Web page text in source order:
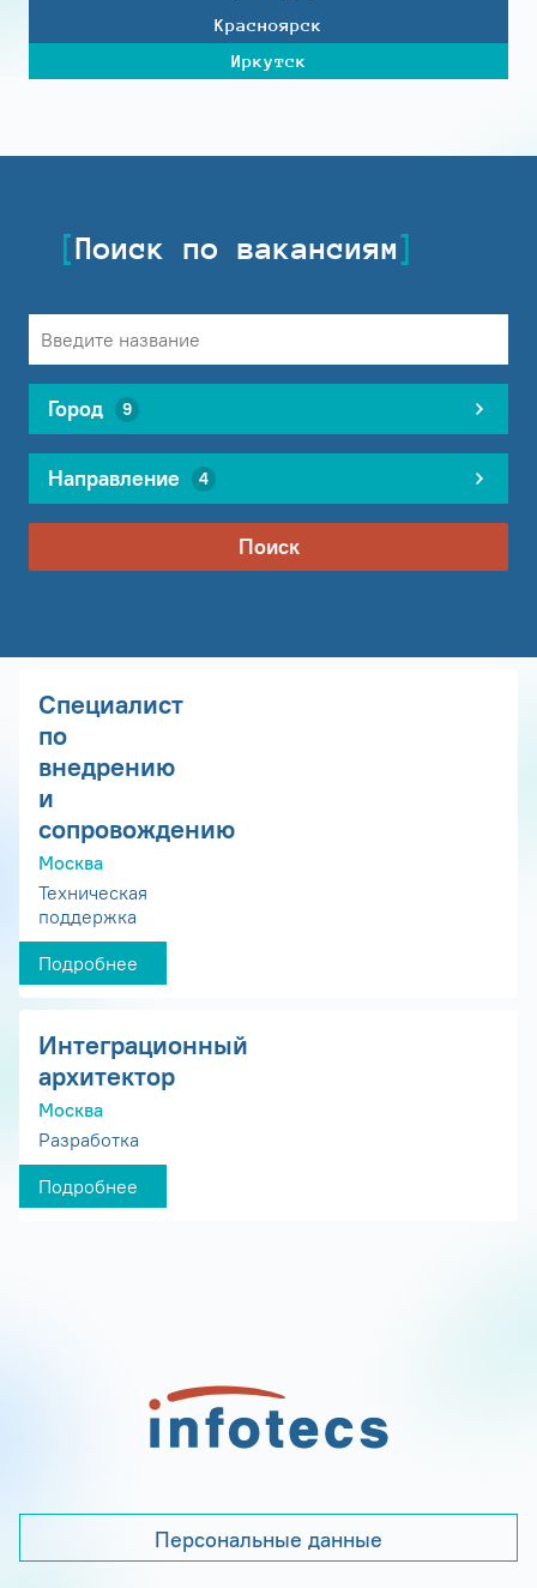
Красноярск
Иркутск
Поиск по вакансиям
Город 9
Направление 4
Поиск
Специалист
по
внедрению
и
сопровождению
Москва
Техническая
поддержка
Подробнее
Интеграционный
архитектор
Москва
Разработка
Подробнее
Персональные данные